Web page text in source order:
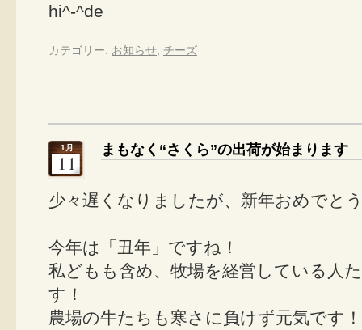
hi^-^de
カテゴリー: お知らせ チーズ
1月
11
まもなく“さくら”の出荷が始まります
少々遅くなりましたが、新年おめでと
今年は「丑年」ですね！
私どもも含め、牧場を経営している人
す！
農場の牛たちも寒さに負けず元気です！